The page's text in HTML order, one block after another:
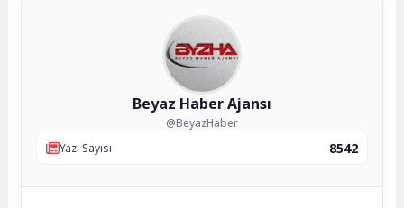
Beyaz Haber Ajansı
@BeyazHaber
Yazı Sayısı
8542